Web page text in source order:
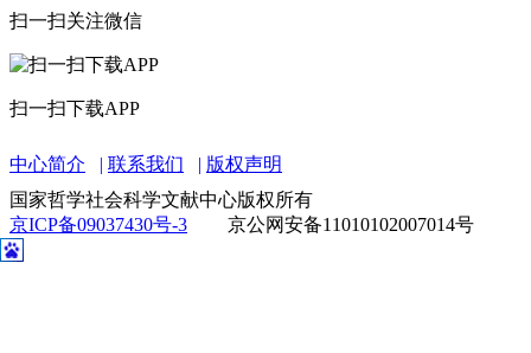
扫一扫关注微信
扫一扫下载APP
中心简介 联系我们
版权声明
国家哲学社会科学文献中心版权所有
京ICP备09037430号-3
京公网安备11010102007014号